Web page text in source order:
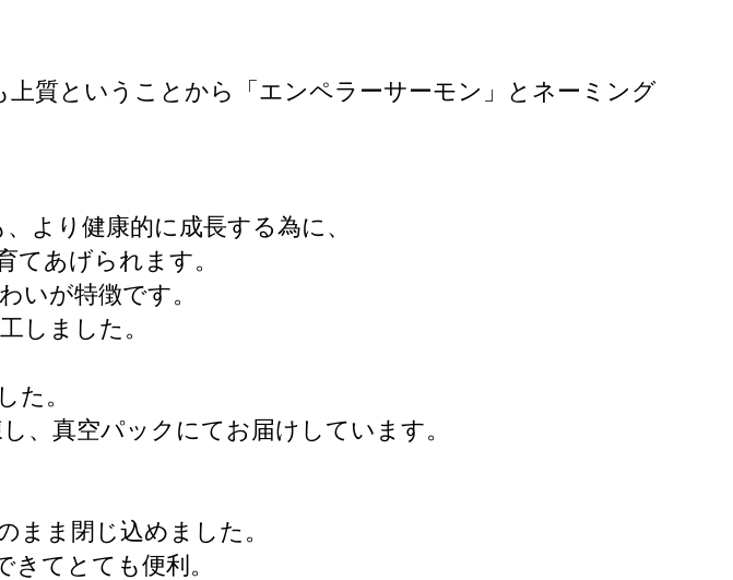
質ということから「エンペラーサーモン」とネーミング
より健康的に成長する為に、
てあげられます。
いが特徴です。
しました。
た。
、真空パックにてお届けしています。
まま閉じ込めました。
てとても便利。